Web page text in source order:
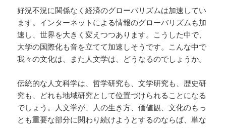
好況不況に関係なく経済のグローバリズムは加速してい
ます。インターネットによる情報のグローバリズムも加
速し、世界を大きく変えつつあります。こうした中で、
大学の国際化も音を立てて加速しそうです。こんな中で
我々の文化は、また人文学は、どうなるのでしょうか。
伝統的な人文科学は、哲学研究も、文学研究も、歴史研
究も、どれも地域研究として位置づけられることになる
でしょう。人文学が、人の生き方、価値観、文化のもっ
とも重要な部分に関わり続けようとするのならば、単な